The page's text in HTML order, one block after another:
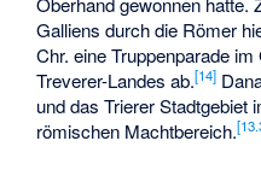
Galliens durch die Römer
Chr. eine Truppenparade
Treverer-Landes ab.[14]
und das Trierer Stadtgebiet
römischen Machtbereich.[